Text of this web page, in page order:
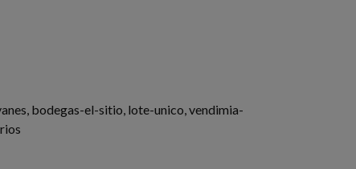
bodegas-el-sitio lote-unico vendimia-